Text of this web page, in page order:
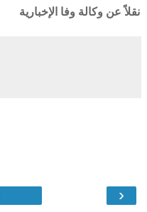
نقلاً عن وكالة وفا الإخبارية
›